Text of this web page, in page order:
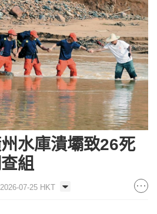
水庫潰壩致26死
組
07-25 HKT